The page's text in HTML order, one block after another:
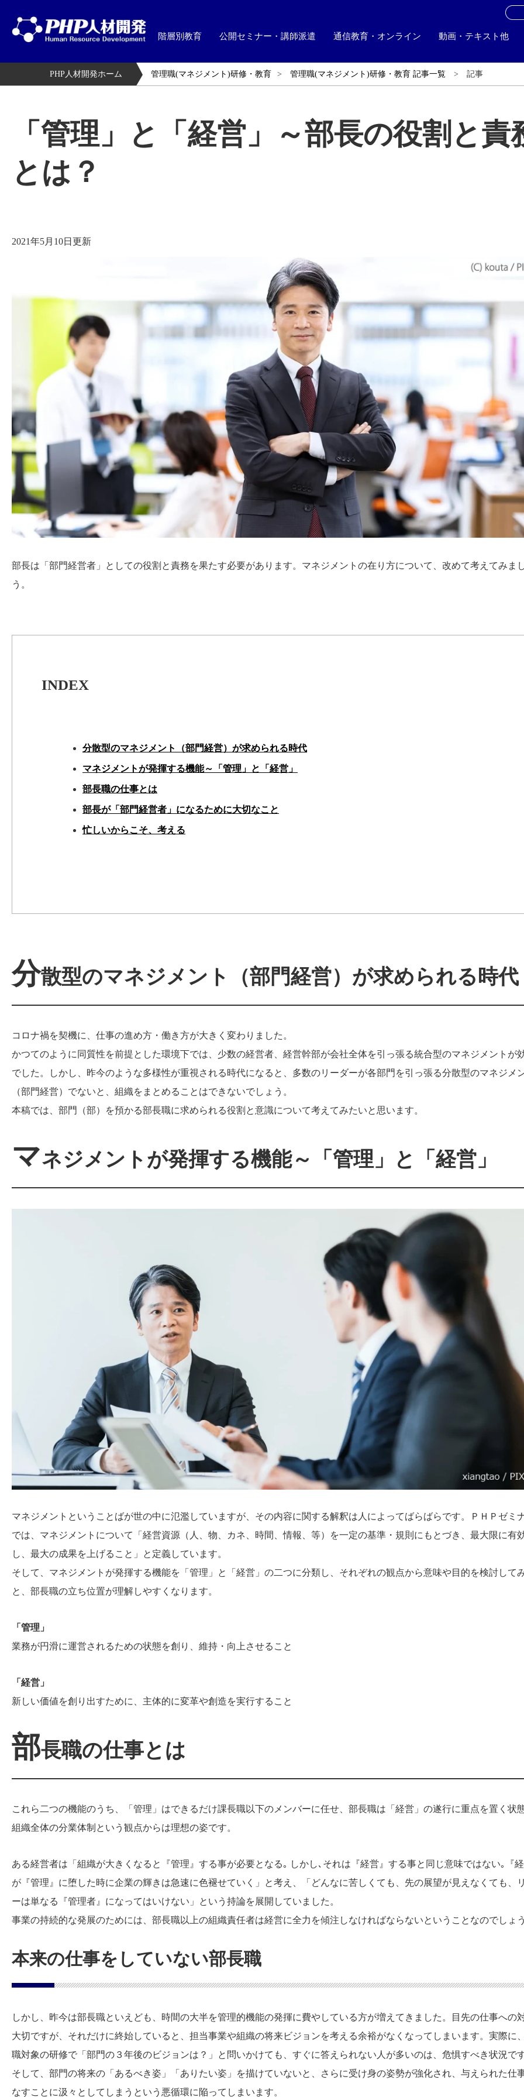
階層別教育 公開セミナー・講師派遣 通信教育・オンライン 動画・テキスト他
PHP人材開発ホーム 管理職(マネジメント)研修・教育 管理職(マネジメント)研修・教育 記事一覧 記事
「管理」と「経営」～部長の役割と責
とは？
2021年5月10日更新
部長は「部門経営者」としての役割と責務を果たす必要があります。マネジメントの在り方について、改めて考えてみま
う。
INDEX
分散型のマネジメント（部門経営）が求められる時代
マネジメントが発揮する機能～「管理」と「経営」
部長職の仕事とは
部長が「部門経営者」になるために大切なこと
忙しいからこそ、考える
分散型のマネジメント（部門経営）が求められる時代
コロナ禍を契機に、仕事の進め方・働き方が大きく変わりました。
かつてのように同質性を前提とした環境下では、少数の経営者、経営幹部が会社全体を引っ張る統合型のマネジメントが
でした。しかし、昨今のような多様性が重視される時代になると、多数のリーダーが各部門を引っ張る分散型のマネジメ
（部門経営）でないと、組織をまとめることはできないでしょう。
本稿では、部門（部）を預かる部長職に求められる役割と意識について考えてみたいと思います。
マネジメントが発揮する機能～「管理」と「経営」
マネジメントということばが世の中に氾濫していますが、その内容に関する解釈は人によってばらばらです。ＰＨＰゼミ
では、マネジメントについて「経営資源（人、物、カネ、時間、情報、等）を一定の基準・規則にもとづき、最大限に有
し、最大の成果を上げること」と定義しています。
そして、マネジメントが発揮する機能を「管理」と「経営」の二つに分類し、それぞれの観点から意味や目的を検討して
と、部長職の立ち位置が理解しやすくなります。
「管理」
業務が円滑に運営されるための状態を創り、維持・向上させること
「経営」
新しい価値を創り出すために、主体的に変革や創造を実行すること
部長職の仕事とは
これら二つの機能のうち、「管理」はできるだけ課長職以下のメンバーに任せ、部長職は「経営」の遂行に重点を置く状
組織全体の分業体制という観点からは理想の姿です。
ある経営者は「組織が大きくなると『管理』する事が必要となる｡ しかし､それは『経営』する事と同じ意味ではない｡『
が『管理』に堕した時に企業の輝きは急速に色褪せていく」と考え、「どんなに苦しくても、先の展望が見えなくても、
ーは単なる『管理者』になってはいけない」という持論を展開していました。
事業の持続的な発展のためには、部長職以上の組織責任者は経営に全力を傾注しなければならないということなのでしょ
本来の仕事をしていない部長職
しかし、昨今は部長職といえども、時間の大半を管理的機能の発揮に費やしている方が増えてきました。目先の仕事への
大切ですが、それだけに終始していると、担当事業や組織の将来ビジョンを考える余裕がなくなってしまいます。実際に
職対象の研修で「部門の３年後のビジョンは？」と問いかけても、すぐに答えられない人が多いのは、危惧すべき状況で
そして、部門の将来の「あるべき姿」「ありたい姿」を描けていないと、さらに受け身の姿勢が強化され、与えられた仕
なすことに汲々としてしまうという悪循環に陥ってしまいます。